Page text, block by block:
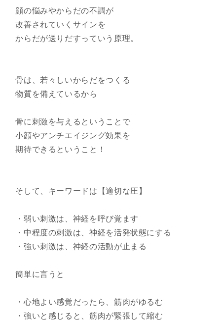
顔の悩みやからだの不調が
改善されていくサインを
からだが送りだすっていう原理。
骨は、若々しいからだをつくる
物質を備えているから
骨に刺激を与えるということで
小顔やアンチエイジング効果を
期待できるということ！
そして、キーワードは【適切な圧】
・弱い刺激は、神経を呼び覚ます
・中程度の刺激は、神経を活発状態にする
・強い刺激は、神経の活動が止まる
簡単に言うと
・心地よい感覚だったら、筋肉がゆるむ
・強いと感じると、筋肉が緊張して縮む